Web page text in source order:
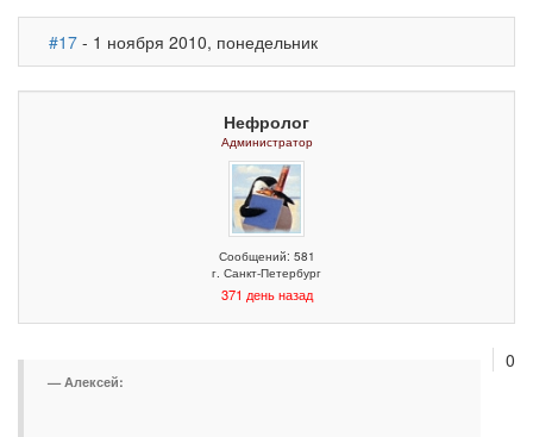
#17 - 1 ноября 2010, понедельник
Нефролог
Администратор
Сообщений: 581
г. Санкт-Петербург
371 день назад
0
Алексей: